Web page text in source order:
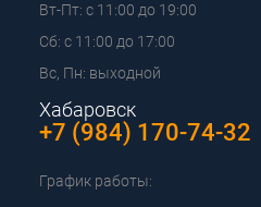
Вт-Пт: с 11:00 до 19:00
Сб: с 11:00 до 17:00
Вс, Пн: выходной
Хабаровск
+7 (984) 170-74-32
График работы: